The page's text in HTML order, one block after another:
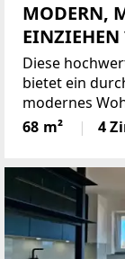
MODERN,
EINZIEHEN
Diese
bietet ein
modernes
und sorgt für
68 m² 4